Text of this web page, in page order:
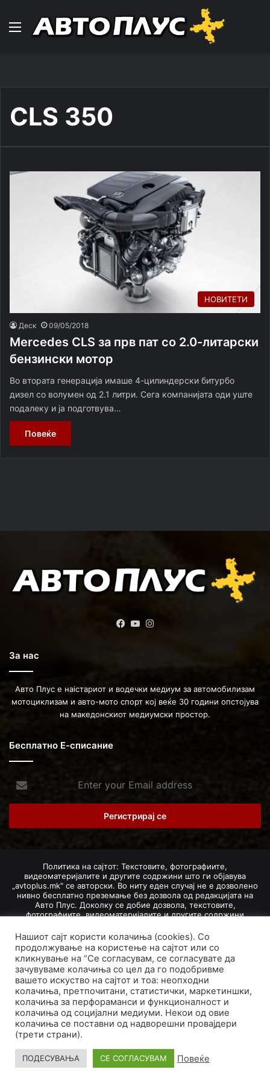
Навигација
CLS 350
НОВИТЕТИ
Деск 09/05/2018
Mercedes CLS за прв пат со 2.0-литарски
бензински мотор
Во втората генерација имаше 4-цилиндерски битурбо
дизел со волумен од 2.1 литри. Сега компанијата оди уште
подалеку и ја подготвува…
Повеќе
Facebook
YouTube
За нас
Авто Плус е наістариот и водечки медиум за автомобилизам
мотоциклизам и авто-мото спорт кој веќе 30 години опстојува
на македонскиот медиумски простор.
Бесплатно Е-списание
your
Email
Политика на сајтот: Текстовите, фотографиите,
видеоматеријалите и другите содржини што ги објавува
„avtoplus.mk" се авторски. Во ниту еден случај не е дозволено
нивно бесплатно преземање без дозвола од редакцијата на
Авто Плус. Доколку се добие дозвола, текстовите,
фотографиите, видеоматеријалите и другите содржини
изворот и авторот со вметнување на директна интернет-врска
(линк) до оригиналната содржина на „avtoplus.mk". При
добивање на одобрување од редакцијата за превземање на
текст, може да се превземе само дел од новинарско дело
насловот, придружната фотографија (односно насловната
фотографија) и воведниот дел на текстот, познат како „лид".
Преземање содржини од „avtoplus.mk" надвор од овие услови
не е дозволено и подложи на санкционирање согласно
Законот за авторски и сродни права.
Developed by PROCESS IN. Hosted byGoHost.
Политика за приватност
Политика на колачиња
Нашиот сајт користи колачиња (cookies). Со
продолжување на користење на сајтот или со
кликнување на “Се согласувам, се согласувате да
зачувуваме колачиња со цел да го подобривме
вашето искуство на сајтот и тоа: неопходни
колачиња, претпочитани, статистички, маркетиншки,
колачиња за перфораманси и функционалност и
колачиња од социјални медиуми. Некои од овие
колачиња се поставни од надворешни провајдери
(трети страни).
ПОДЕСУВАЊА СЕ СОГЛАСУВАМ Повеќе